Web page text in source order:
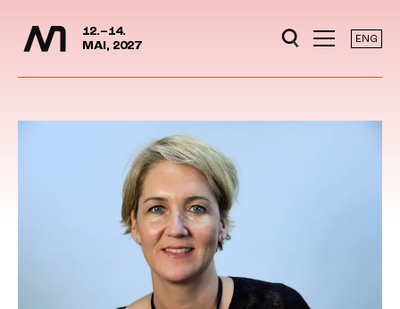
Hopp til hovedinnhold
12.–14.
MAI, 2027
ENG